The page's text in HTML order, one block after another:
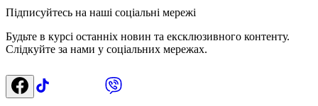
Підписуйтесь на наші соціальні мережі
Будьте в курсі останніх новин та ексклюзивного контенту.
Слідкуйте за нами у соціальних мережах.